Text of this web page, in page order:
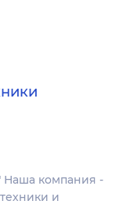
компания -
и